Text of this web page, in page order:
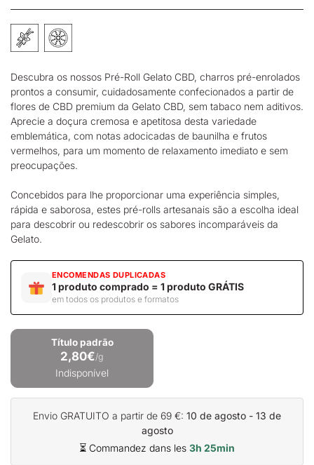
Descubra os nossos Pré-Roll Gelato CBD, charros pré-enrolados
prontos a consumir, cuidadosamente confecionados a partir de
flores de CBD premium da Gelato CBD, sem tabaco nem aditivos.
Aprecie a doçura cremosa e apetitosa desta variedade
emblemática, com notas adocicadas de baunilha e frutos
vermelhos, para um momento de relaxamento imediato e sem
preocupações.
Concebidos para lhe proporcionar uma experiência simples,
rápida e saborosa, estes pré-rolls artesanais são a escolha ideal
para descobrir ou redescobrir os sabores incomparáveis da
Gelato.
ENCOMENDAS DUPLICADAS
1 produto comprado = 1 produto GRÁTIS
em todos os produtos e formatos
Título padrão
2,80€/g
Indisponível
Envio GRATUITO a partir de 69 €: 10 de agosto - 13 de
agosto
⏳ Commandez dans les 3h 25min